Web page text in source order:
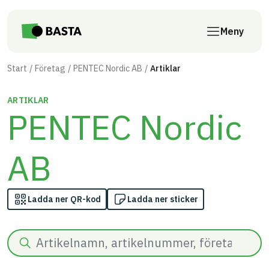
Meny
Start Företag PENTEC Nordic AB Artiklar
ARTIKLAR
PENTEC Nordic
AB
Ladda ner QR-kod Ladda ner sticker
Sök